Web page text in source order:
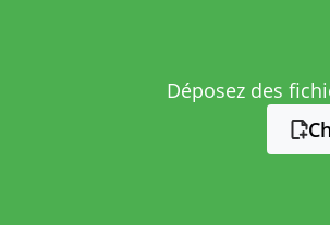
Déposez des